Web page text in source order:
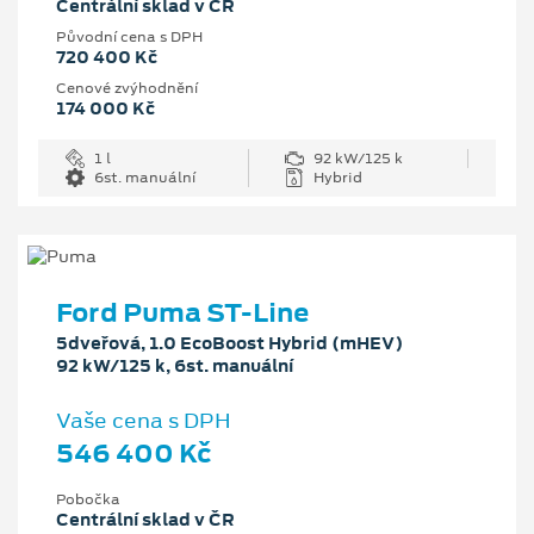
Centrální sklad v ČR
Původní cena s DPH
720 400 Kč
Cenové zvýhodnění
174 000 Kč
1 l
92 kW/125 k
6st. manuální
Hybrid
Ford Puma ST-Line
5dveřová, 1.0 EcoBoost Hybrid (mHEV)
92 kW/125 k, 6st. manuální
Vaše cena s DPH
546 400 Kč
Pobočka
Centrální sklad v ČR